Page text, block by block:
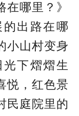
哪里？》
出路在哪
小山村变身
下熠熠生
悦，红色景
民庭院里的